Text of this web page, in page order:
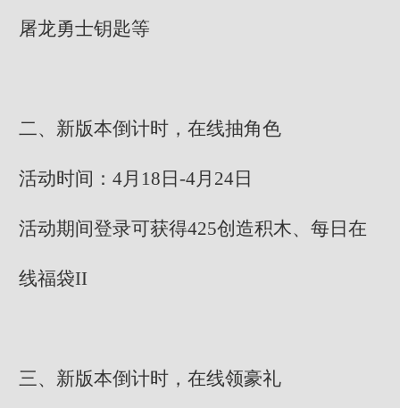
屠龙勇士钥匙等
二、新版本倒计时，在线抽角色
活动时间：4月18日-4月24日
活动期间登录可获得425创造积木、每日在
线福袋II
三、新版本倒计时，在线领豪礼